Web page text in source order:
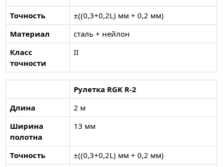
Точность
±((0,3+0,2L) мм + 0,2 мм)
Материал
сталь + нейлон
Класс
точности
II
Рулетка RGK R-2
Длина
2 м
Ширина
полотна
13 мм
Точность ±((0,3+0,2L) мм + 0,2 мм)